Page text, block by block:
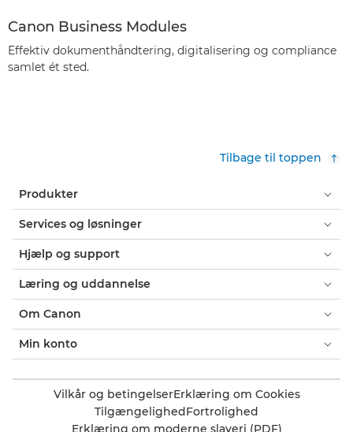
Canon Business Modules
Effektiv dokumenthåndtering, digitalisering og compliance
samlet ét sted.
Tilbage til toppen
Produkter
Services og løsninger
Hjælp og support
Læring og uddannelse
Om Canon
Min konto
Vilkår og betingelserErklæring om Cookies
TilgængelighedFortrolighed
Erklæring om moderne slaveri (PDF)